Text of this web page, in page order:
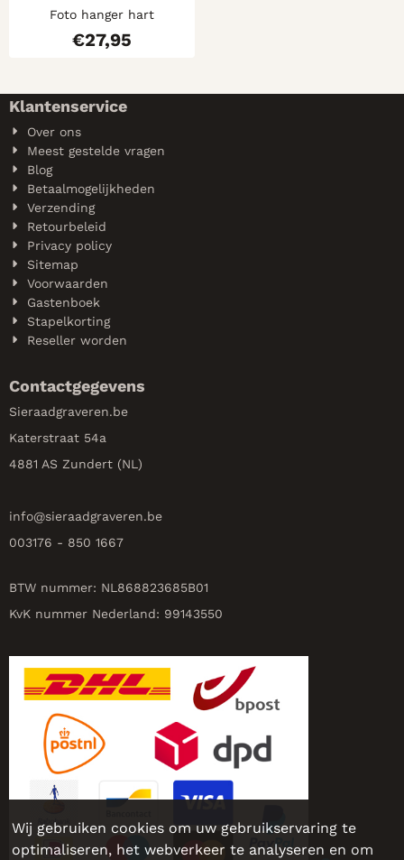
Foto hanger hart
€27,95
Klantenservice
Over ons
Meest gestelde vragen
Blog
Betaalmogelijkheden
Verzending
Retourbeleid
Privacy policy
Sitemap
Voorwaarden
Gastenboek
Stapelkorting
Reseller worden
Contactgegevens
Sieraadgraveren.be
Katerstraat 54a
4881 AS Zundert (NL)
info@sieraadgraveren.be
003176 - 850 1667
BTW nummer: NL868823685B01
KvK nummer Nederland: 99143550
Wij gebruiken cookies om uw gebruikservaring te
optimaliseren, het webverkeer te analyseren en om